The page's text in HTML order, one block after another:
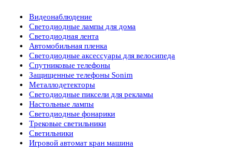
Видеонаблюдение
Светодиодные лампы для дома
Светодиодная лента
Автомобильная пленка
Светодиодные аксессуары для велосипеда
Спутниковые телефоны
Защищенные телефоны Sonim
Металлодетекторы
Светодиодные пиксели для рекламы
Настольные лампы
Светодиодные фонарики
Трековые светильники
Светильники
Игровой автомат кран машина